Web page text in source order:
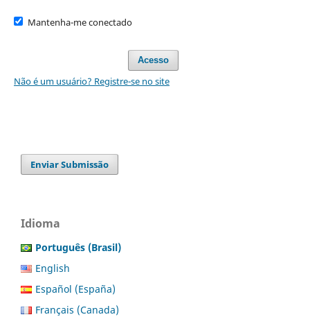
Mantenha-me conectado
Acesso
Não é um usuário? Registre-se no site
Enviar Submissão
Idioma
Português (Brasil)
English
Español (España)
Français (Canada)